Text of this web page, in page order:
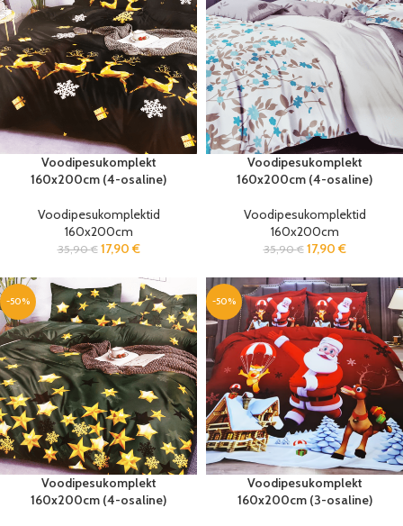
Voodipesukomplekt
160x200cm (4-osaline)
Voodipesukomplektid
160x200cm
35,90€ 17,90 €
Voodipesukomplekt
160x200cm (4-osaline)
Voodipesukomplektid
160x200cm
35,90€ 17,90 €
-50%
Voodipesukomplekt
160x200cm (4-osaline)
-50%
Voodipesukomplekt
160x200cm (3-osaline)